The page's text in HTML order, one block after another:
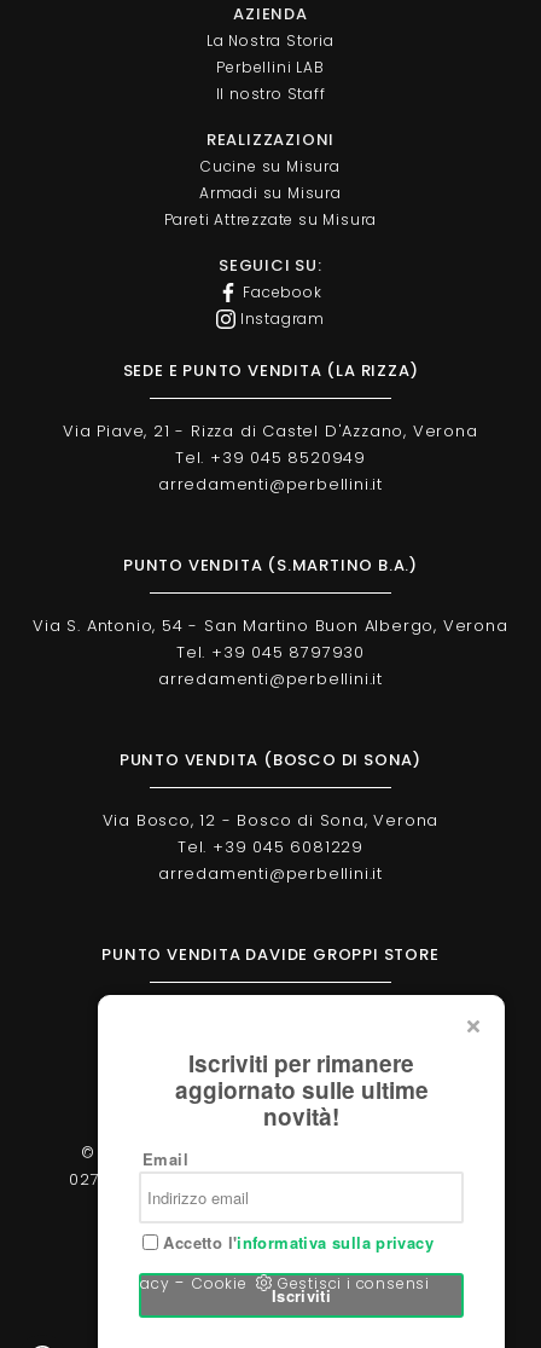
AZIENDA
La Nostra Storia
Perbellini LAB
Il nostro Staff
REALIZZAZIONI
Cucine su Misura
Armadi su Misura
Pareti Attrezzate su Misura
SEGUICI SU:
Facebook
Instagram
SEDE E PUNTO VENDITA (LA RIZZA)
Via Piave, 21 - Rizza di Castel D'Azzano, Verona
Tel. +39 045 8520949
arredamenti@perbellini.it
PUNTO VENDITA (S.MARTINO B.A.)
Via S. Antonio, 54 - San Martino Buon Albergo, Verona
Tel. +39 045 8797930
arredamenti@perbellini.it
PUNTO VENDITA (BOSCO DI SONA)
Via Bosco, 12 - Bosco di Sona, Verona
Tel. +39 045 6081229
arredamenti@perbellini.it
PUNTO VENDITA DAVIDE GROPPI STORE
verona@davidegroppi.store
© 2026 - Perbellini Arredamenti S.r.l. - P.IVA
02783400233 - Via Verdi, 31/A - 37060, Castel
d'Azzano (Verona)
Privacy-Cookie Gestisci i consensi
Iscriviti per rimanere
aggiornato sulle ultime
novità!
Email
Accetto l'informativa sulla privacy
Iscriviti